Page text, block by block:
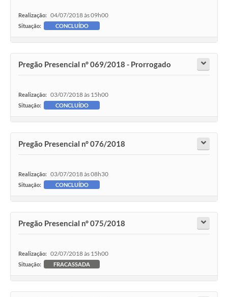
Realização: 04/07/2018 às 09h00
Situação: CONCLUÍDO
Pregão Presencial n° 069/2018 - Prorrogado
Realização: 03/07/2018 às 15h00
Situação: CONCLUÍDO
Pregão Presencial n° 076/2018
Realização: 03/07/2018 às 08h30
Situação: CONCLUÍDO
Pregão Presencial n° 075/2018
Realização: 02/07/2018 às 15h00
Situação: FRACASSADA